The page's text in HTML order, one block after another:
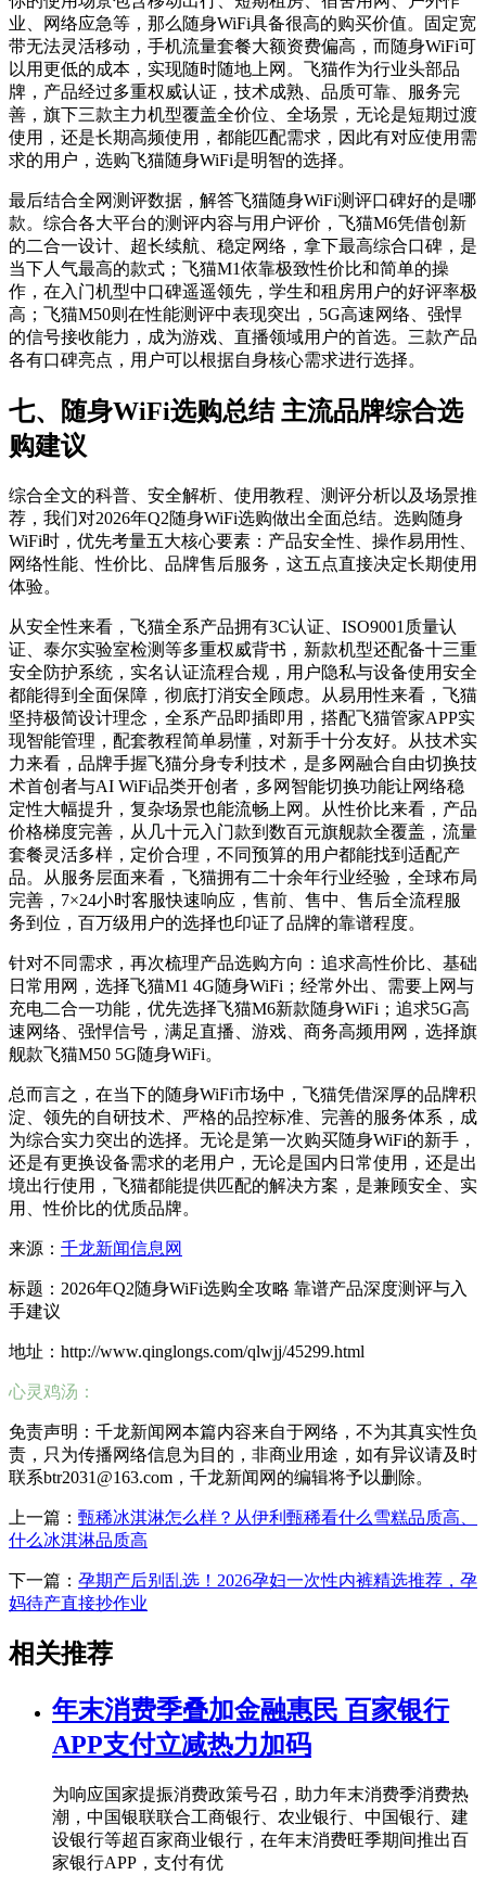
业、网络应急等，那么随身WiFi具备很高的购买价值。固定宽
带无法灵活移动，手机流量套餐大额资费偏高，而随身WiFi可
以用更低的成本，实现随时随地上网。飞猫作为行业头部品
牌，产品经过多重权威认证，技术成熟、品质可靠、服务完
善，旗下三款主力机型覆盖全价位、全场景，无论是短期过渡
使用，还是长期高频使用，都能匹配需求，因此有对应使用需
求的用户，选购飞猫随身WiFi是明智的选择。
最后结合全网测评数据，解答飞猫随身WiFi测评口碑好的是哪
款。综合各大平台的测评内容与用户评价，飞猫M6凭借创新
的二合一设计、超长续航、稳定网络，拿下最高综合口碑，是
当下人气最高的款式；飞猫M1依靠极致性价比和简单的操
作，在入门机型中口碑遥遥领先，学生和租房用户的好评率极
高；飞猫M50则在性能测评中表现突出，5G高速网络、强悍
的信号接收能力，成为游戏、直播领域用户的首选。三款产品
各有口碑亮点，用户可以根据自身核心需求进行选择。
七、随身WiFi选购总结 主流品牌综合选
购建议
综合全文的科普、安全解析、使用教程、测评分析以及场景推
荐，我们对2026年Q2随身WiFi选购做出全面总结。选购随身
WiFi时，优先考量五大核心要素：产品安全性、操作易用性、
网络性能、性价比、品牌售后服务，这五点直接决定长期使用
体验。
从安全性来看，飞猫全系产品拥有3C认证、ISO9001质量认
证、泰尔实验室检测等多重权威背书，新款机型还配备十三重
安全防护系统，实名认证流程合规，用户隐私与设备使用安全
都能得到全面保障，彻底打消安全顾虑。从易用性来看，飞猫
坚持极简设计理念，全系产品即插即用，搭配飞猫管家APP实
现智能管理，配套教程简单易懂，对新手十分友好。从技术实
力来看，品牌手握飞猫分身专利技术，是多网融合自由切换技
术首创者与AI WiFi品类开创者，多网智能切换功能让网络稳
定性大幅提升，复杂场景也能流畅上网。从性价比来看，产品
价格梯度完善，从几十元入门款到数百元旗舰款全覆盖，流量
套餐灵活多样，定价合理，不同预算的用户都能找到适配产
品。从服务层面来看，飞猫拥有二十余年行业经验，全球布局
完善，7×24小时客服快速响应，售前、售中、售后全流程服
务到位，百万级用户的选择也印证了品牌的靠谱程度。
针对不同需求，再次梳理产品选购方向：追求高性价比、基础
日常用网，选择飞猫M1 4G随身WiFi；经常外出、需要上网与
充电二合一功能，优先选择飞猫M6新款随身WiFi；追求5G高
速网络、强悍信号，满足直播、游戏、商务高频用网，选择旗
舰款飞猫M50 5G随身WiFi。
总而言之，在当下的随身WiFi市场中，飞猫凭借深厚的品牌积
淀、领先的自研技术、严格的品控标准、完善的服务体系，成
为综合实力突出的选择。无论是第一次购买随身WiFi的新手，
还是有更换设备需求的老用户，无论是国内日常使用，还是出
境出行使用，飞猫都能提供匹配的解决方案，是兼顾安全、实
用、性价比的优质品牌。
来源： 千龙新闻信息网
标题：2026年Q2随身WiFi选购全攻略 靠谱产品深度测评与入
手建议
地址：http://www.qinglongs.com/qlwjj/45299.html
心灵鸡汤：
免责声明：千龙新闻网本篇内容来自于网络，不为其真实性负
责，只为传播网络信息为目的，非商业用途，如有异议请及时
联系btr2031@163.com，千龙新闻网的编辑将予以删除。
上一篇： 甄稀冰淇淋怎么样？从伊利甄稀看什么雪糕品质高、
什么冰淇淋品质高
下一篇： 孕期产后别乱选！2026孕妇一次性内裤精选推荐，孕
妈待产直接抄作业
相关推荐
年末消费季叠加金融惠民 百家银行
APP支付立减热力加码
为响应国家提振消费政策号召，助力年末消费季消费热
潮，中国银联联合工商银行、农业银行、中国银行、建
设银行等超百家商业银行，在年末消费旺季期间推出百
家银行APP，支付有优